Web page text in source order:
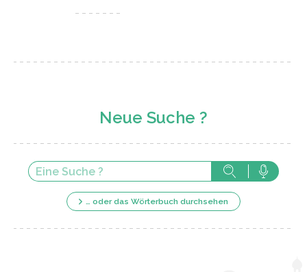
Neue Suche ?
… oder das Wörterbuch durchsehen